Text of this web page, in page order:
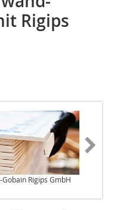
Rigips
Gobain Rigips GmbH